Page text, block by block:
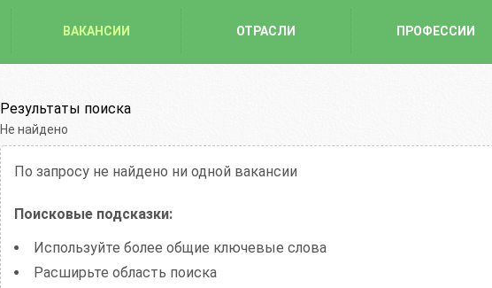
ВАКАНСИИ ОТРАСЛИ ПРОФЕССИИ
Результаты поиска
Не найдено
По запросу не найдено ни одной вакансии
Поисковые подсказки:
Используйте более общие ключевые слова
Расширьте область поиска